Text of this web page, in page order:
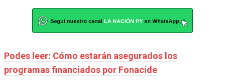
Podes leer: Cómo estarán asegurados los
programas financiados por Fonacide